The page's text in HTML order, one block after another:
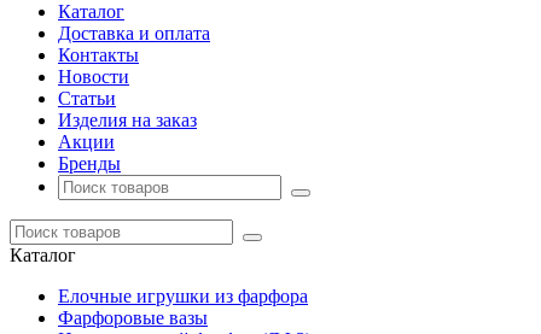
Каталог
Доставка и оплата
Контакты
Новости
Статьи
Изделия на заказ
Акции
Бренды
Каталог
Елочные игрушки из фарфора
Фарфоровые вазы